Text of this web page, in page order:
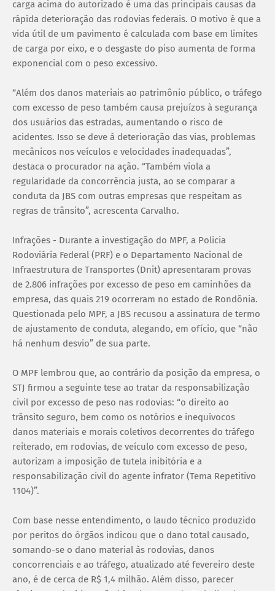
carga acima do autorizado é uma das principais causas da
rápida deterioração das rodovias federais. O motivo é que a
vida útil de um pavimento é calculada com base em limites
de carga por eixo, e o desgaste do piso aumenta de forma
exponencial com o peso excessivo.
“Além dos danos materiais ao patrimônio público, o tráfego
com excesso de peso também causa prejuízos à segurança
dos usuários das estradas, aumentando o risco de
acidentes. Isso se deve à deterioração das vias, problemas
mecânicos nos veículos e velocidades inadequadas”,
destaca o procurador na ação. “Também viola a
regularidade da concorrência justa, ao se comparar a
conduta da JBS com outras empresas que respeitam as
regras de trânsito”, acrescenta Carvalho.
Infrações - Durante a investigação do MPF, a Polícia
Rodoviária Federal (PRF) e o Departamento Nacional de
Infraestrutura de Transportes (Dnit) apresentaram provas
de 2.806 infrações por excesso de peso em caminhões da
empresa, das quais 219 ocorreram no estado de Rondônia.
Questionada pelo MPF, a JBS recusou a assinatura de termo
de ajustamento de conduta, alegando, em ofício, que “não
há nenhum desvio” de sua parte.
O MPF lembrou que, ao contrário da posição da empresa, o
STJ firmou a seguinte tese ao tratar da responsabilização
civil por excesso de peso nas rodovias: “o direito ao
trânsito seguro, bem como os notórios e inequívocos
danos materiais e morais coletivos decorrentes do tráfego
reiterado, em rodovias, de veículo com excesso de peso,
autorizam a imposição de tutela inibitória e a
responsabilização civil do agente infrator (Tema Repetitivo
1104)”.
Com base nesse entendimento, o laudo técnico produzido
por peritos do órgãos indicou que o dano total causado,
somando-se o dano material às rodovias, danos
concorrenciais e ao tráfego, atualizado até fevereiro deste
ano, é de cerca de R$ 1,4 milhão. Além disso, parecer